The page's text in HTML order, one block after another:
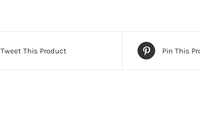
Tweet This Product Pin This